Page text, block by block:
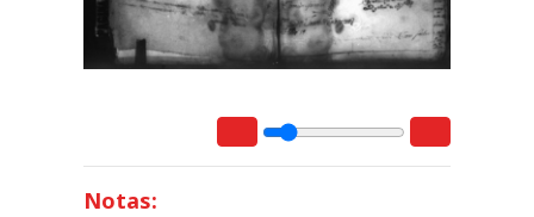
Notas: